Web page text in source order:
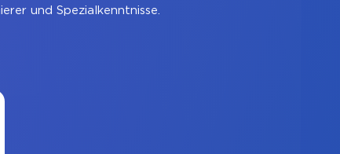
und Spezialkenntnisse.